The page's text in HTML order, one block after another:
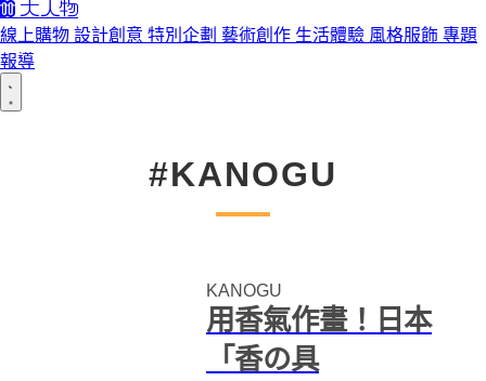
線上購物 設計創意 特別企劃 藝術創作 生活體驗 風格服飾 專題
報導
#​KANOGU
​KANOGU
用香氣作畫！日本
「香の具